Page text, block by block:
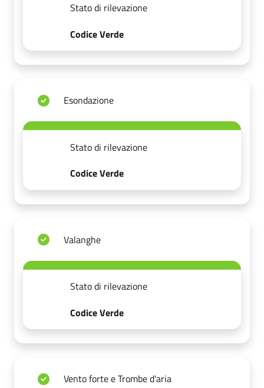
Stato di rilevazione
Codice Verde
Esondazione
Stato di rilevazione
Codice Verde
Valanghe
Stato di rilevazione
Codice Verde
Vento forte e Trombe d'aria